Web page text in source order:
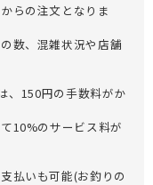
らの注文となりま
数、混雑状況や店舗
、150円の手数料がか
10%のサービス料が
払いも可能(お釣りの